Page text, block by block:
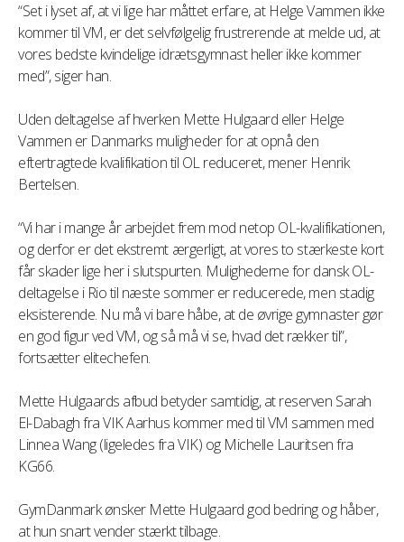
“Set i lyset af, at vi lige har måttet erfare, at Helge Vammen ikke
kommer til VM, er det selvfølgelig frustrerende at melde ud, at
vores bedste kvindelige idrætsgymnast heller ikke kommer
med”, siger han.
Uden deltagelse af hverken Mette Hulgaard eller Helge
Vammen er Danmarks muligheder for at opnå den
eftertragtede kvalifikation til OL reduceret, mener Henrik
Bertelsen.
“Vi har i mange år arbejdet frem mod netop OL-kvalifikationen,
og derfor er det ekstremt ærgerligt, at vores to stærkeste kort
får skader lige her i slutspurten. Mulighederne for dansk OL-
deltagelse i Rio til næste sommer er reducerede, men stadig
eksisterende. Nu må vi bare håbe, at de øvrige gymnaster gør
en god figur ved VM, og så må vi se, hvad det rækker til”,
fortsætter elitechefen.
Mette Hulgaards afbud betyder samtidig, at reserven Sarah
El-Dabagh fra VIK Aarhus kommer med til VM sammen med
Linnea Wang (ligeledes fra VIK) og Michelle Lauritsen fra
KG66.
GymDanmark ønsker Mette Hulgaard god bedring og håber,
at hun snart vender stærkt tilbage.